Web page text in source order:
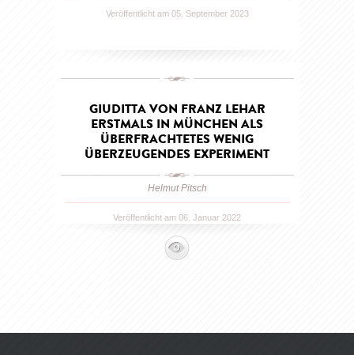
Veröffentlicht am 05. September 2023
GIUDITTA VON FRANZ LEHAR
ERSTMALS IN MÜNCHEN ALS
ÜBERFRACHTETES WENIG
ÜBERZEUGENDES EXPERIMENT
Helmut Pitsch
Veröffentlicht am 06. Januar 2022